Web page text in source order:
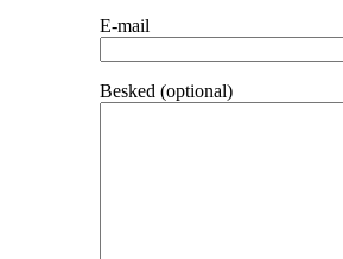
E-mail
Besked (optional)